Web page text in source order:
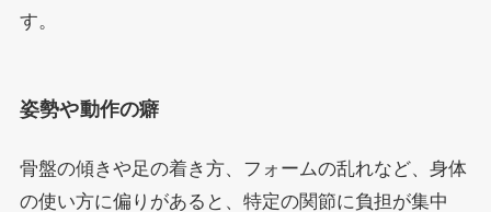
す。
姿勢や動作の癖
骨盤の傾きや足の着き方、フォームの乱れなど、身体
の使い方に偏りがあると、特定の関節に負担が集中